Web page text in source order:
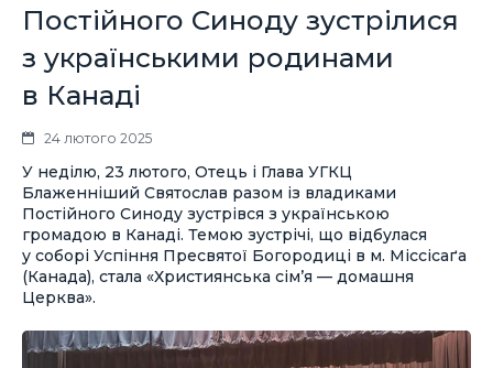
Постійного Синоду зустрілися
з українськими родинами
в Канаді
24 лютого 2025
У неділю, 23 лютого, Отець і Глава УГКЦ
Блаженніший Святослав разом із владиками
Постійного Синоду зустрівся з українською
громадою в Канаді. Темою зустрічі, що відбулася
у соборі Успіння Пресвятої Богородиці в м. Міссісаґа
(Канада), стала «Християнська сім’я — домашня
Церква».